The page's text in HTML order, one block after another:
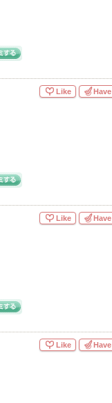
Like Have
Like Have
Like Have